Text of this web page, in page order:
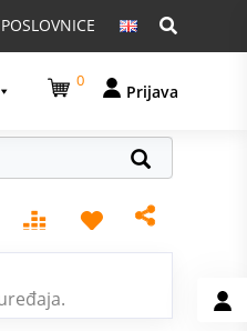
Pretraga:
POSLOVNICE
0
Prijava